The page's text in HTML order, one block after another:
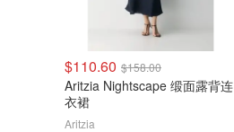
$110.60 $158.00
Aritzia Nightscape 缎面露背连
衣裙
Aritzia